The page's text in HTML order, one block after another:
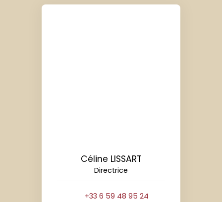
Céline LISSART
Directrice
+33 6 59 48 95 24